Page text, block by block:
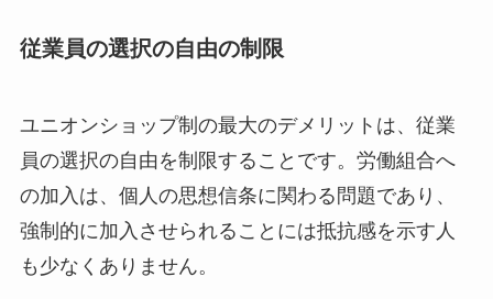
従業員の選択の自由の制限
ユニオンショップ制の最大のデメリットは、従業
員の選択の自由を制限することです。労働組合へ
の加入は、個人の思想信条に関わる問題であり、
強制的に加入させられることには抵抗感を示す人
も少なくありません。